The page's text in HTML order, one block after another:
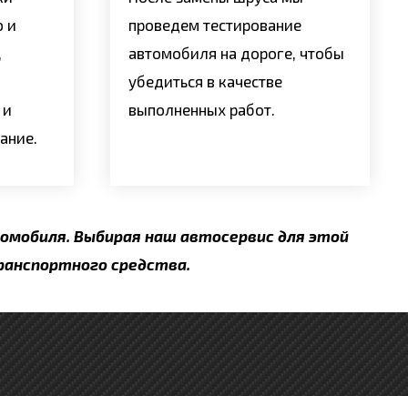
и
проведем тестирование
автомобиля на дороге, чтобы
убедиться в качестве
выполненных работ.
Выбирая наш автосервис для этой
средства.